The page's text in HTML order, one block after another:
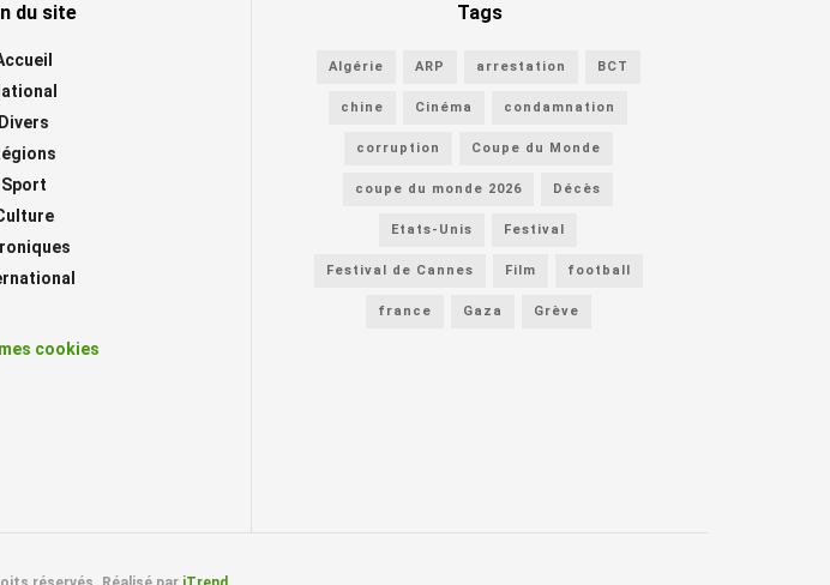
du site
Divers
Sport
cookies
Tags
Algérie ARP arrestation BCT
chine Cinéma condamnation
corruption Coupe du Monde
coupe du monde 2026 Décès
Etats-Unis Festival
Festival de Cannes Film football
france Gaza Grève